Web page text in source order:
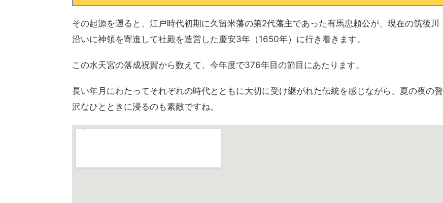
その起源を遡ると、江戸時代初期に久留米藩の第2代藩主であった有馬忠頼公が、現在の筑後川
沿いに神領を寄進して社殿を造営した慶安3年（1650年）に行き着きます。
この水天宮の落成祝賀から数えて、今年度で376年目の節目にあたります。
長い年月にわたってそれぞれの時代とともに大切に受け継がれた伝統を感じながら、夏の夜の贅
沢なひとときに浸るのも素敵ですね。